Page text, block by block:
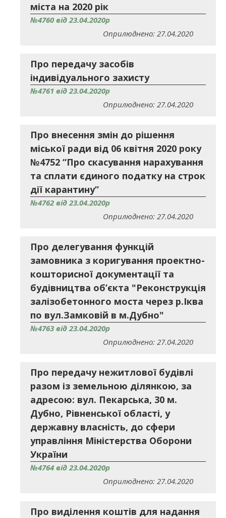
міста на 2020 рік
№4760 від 23.04.2020р
Оприлюднено: 27.04.2020
Про передачу засобів
індивідуального захисту
№4761 від 23.04.2020р
Оприлюднено: 27.04.2020
Про внесення змін до рішення
міської ради від 06 квітня 2020 року
№4752 “Про скасування нарахування
та сплати єдиного податку на строк
дії карантину”
№4762 від 23.04.2020р
Оприлюднено: 27.04.2020
Про делегування функцій
замовника з коригування проектно-
кошторисної документації та
будівництва об’єкта "Реконструкція
залізобетонного моста через р.Іква
по вул.Замковій в м.Дубно"
№4763 від 23.04.2020р
Оприлюднено: 27.04.2020
Про передачу нежитлової будівлі
разом із земельною ділянкою, за
адресою: вул. Пекарська, 30 м.
Дубно, Рівненської області, у
державну власність, до сфери
управління Міністерства Оборони
України
№4764 від 23.04.2020р
Оприлюднено: 27.04.2020
Про виділення коштів для надання